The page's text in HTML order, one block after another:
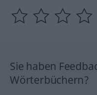
Sie haben
Wörterbüchern?